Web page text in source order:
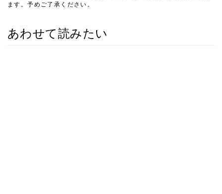
ます。予めご了承ください。
あわせて読みたい